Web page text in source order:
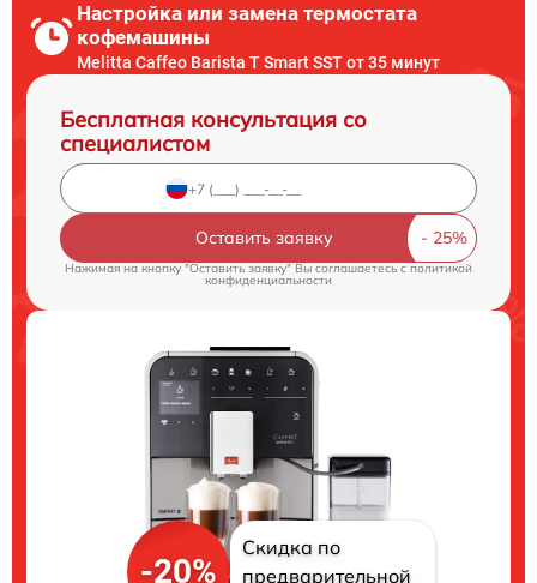
Настройка или замена термостата
кофемашины
Melitta Caffeo Barista T Smart SST от 35 минут
Бесплатная консультация со
специалистом
Оставить заявку
Нажимая на кнопку "Оставить заявку" Вы соглашаетесь cполитикой
конфиденциальности
-20%
Скидка по
предварительной